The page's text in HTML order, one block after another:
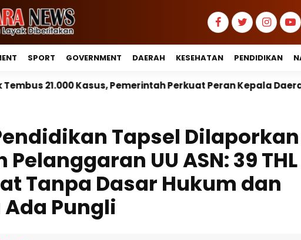
SPORT GOVERNMENT DAERAH KESEHATAN PENDIDIKAN
Perkuat Peran Kepala Daerah Untuk
Tapsel
Pelanggaran UU ASN: 39 THL
Tanpa Dasar Hukum dan
Pungli